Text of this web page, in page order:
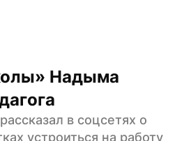
Надыма
в соцсетях о
устроиться на работу